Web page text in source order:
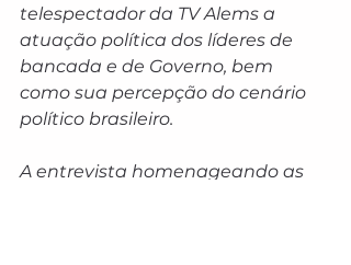
telespectador da TV Alems a
atuação política dos líderes de
bancada e de Governo, bem
como sua percepção do cenário
político brasileiro.
A entrevista homenageando as